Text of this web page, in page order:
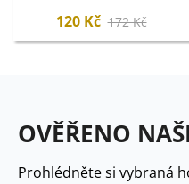
120 Kč 172 Kč
OVĚŘENO
Prohlédněte si vybraná